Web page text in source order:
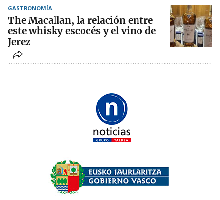
GASTRONOMÍA
The Macallan, la relación entre
este whisky escocés y el vino de
Jerez